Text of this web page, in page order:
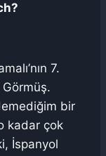
7.
bir
kadar çok
İspanyol